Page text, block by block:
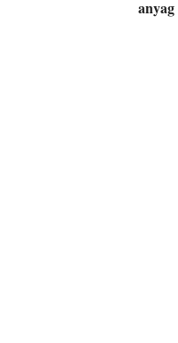
anyag